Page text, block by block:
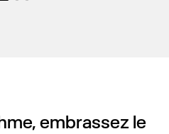
embrassez le